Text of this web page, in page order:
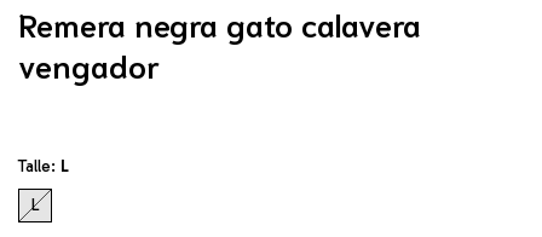
Remera negra gato calavera
vengador
Talle: L
L